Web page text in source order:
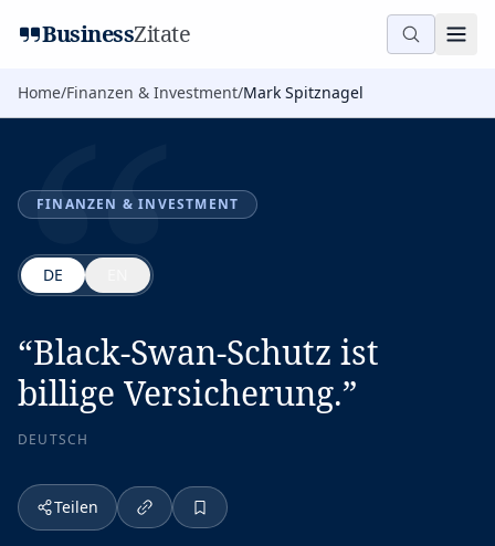
BusinessZitate
Home/Finanzen & Investment/Mark Spitznagel
“
FINANZEN & INVESTMENT
DE
“Black-Swan-Schutz ist
billige Versicherung.”
DEUTSCH
Teilen